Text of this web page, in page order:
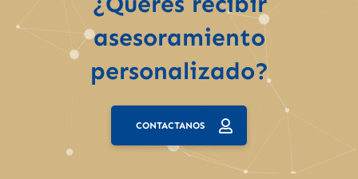
asesoramiento
personalizado?
CONTACTANOS